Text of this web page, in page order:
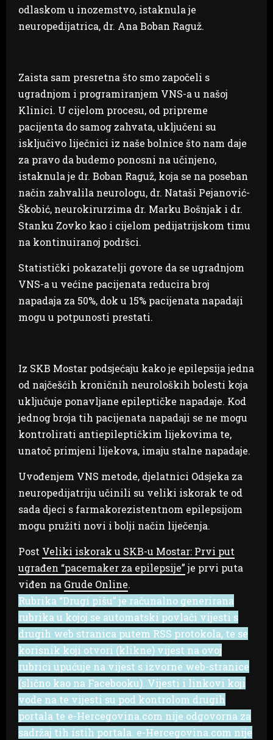
odlaskom u inozemstvo, istaknula je
neuropedijatrica, dr. Ana Boban Raguž.
Zaista sam presretna što smo započeli s
ugradnjom i programiranjem VNS-a u našoj
Klinici. U cijelom procesu, od pripreme
pacijenta do samog zahvata, uključeni su
isključivo liječnici iz naše bolnice što nam daje
za pravo da budemo ponosni na učinjeno,
istaknula je dr. Boban Raguž, koja se na poseban
način zahvalila neurologu, dr. Nataši Pejanović-
Škobić, neurokirurzima dr. Marku Bošnjak i dr.
Stanku Zovko kao i cijelom pedijatrijskom timu
na kontinuiranoj podršci.
Statistički pokazatelji govore da se ugradnjom
VNS-a u većine pacijenata reducira broj
napadaja za 50%, dok u 15% pacijenata napadaji
mogu u potpunosti prestati.
Iz SKB Mostar podsjećaju kako je epilepsija jedna
od najčešćih kroničnih neuroloških bolesti koja
uključuje ponavljane epileptičke napadaje. Kod
jednog broja tih pacijenata napadaji se ne mogu
kontrolirati antiepileptičkim lijekovima te,
unatoč primjeni lijekova, imaju stalne napadaje.
Uvođenjem VNS metode, djelatnici Odsjeka za
neuropedijatriju učinili su veliki iskorak te od
sada djeci s farmakorezistentnom epilepsijom
mogu pružiti novi i bolji način liječenja.
Post Veliki iskorak u SKB-u Mostar: Prvi put
ugrađen “pacemaker za epilepsije”je prvi puta
viđen na Grude Online.
Rubrika “Drugi pišu” je računalno generirana
rubrika u kojoj se automatski povlači vijesti s
drugih web stranica putem RSS protokola, te se
korisnik koji otvori (klikne) vijest na ovoj
rubrici upućuje na vijest s izvorne web-stranice
(slično kao na Facebooku). Vijesti i linkovi koji
vode na te vijesti su pod kontrolom drugih
portala te e-Hercegovina.com nije odgovorna za
sadržaj tih istih portala. e-Hercegovina.com nije